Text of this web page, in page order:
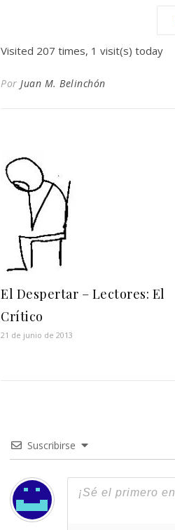
Visited 207 times, 1 visit(s) today
Por Juan M. Belinchón
El Despertar – Lectores: El
Crítico
21 de junio de 2013
Suscribirse